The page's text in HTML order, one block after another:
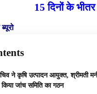
15 दिनों के
ने कृषि उत्पादन आयुक्त, श्रीमती
किया जांच समिति का गठन